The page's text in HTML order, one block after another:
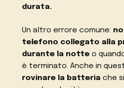
durata.
Un altro errore comune:
telefono collegato alla
durante la notte o
è terminato. Anche in
rovinare la batteria che